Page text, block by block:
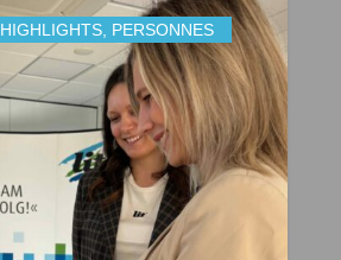
HIGHLIGHTS PERSONNES